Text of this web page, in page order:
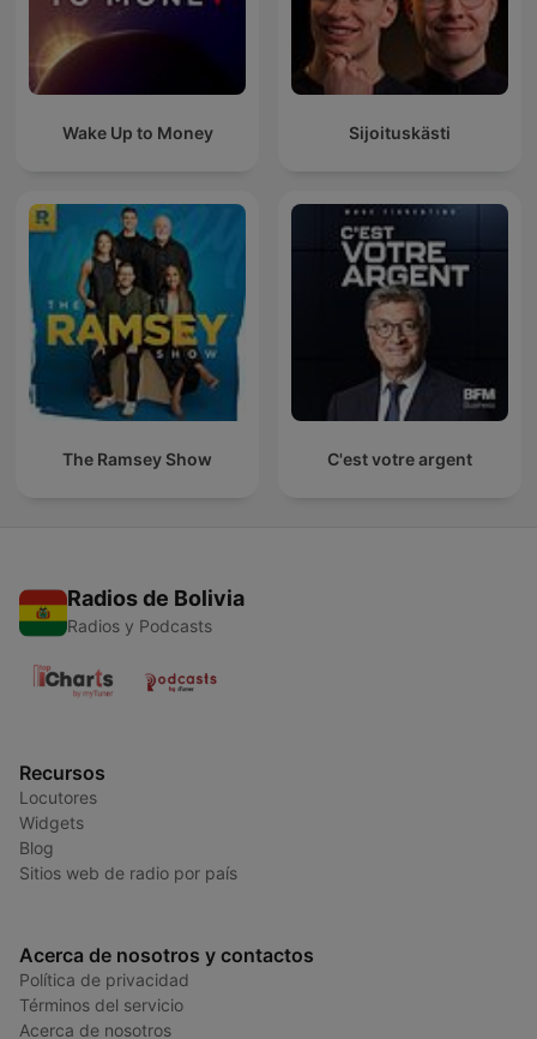
Wake Up to Money Sijoituskästi
The Ramsey Show C'est votre argent
Radios de Bolivia
Radios y Podcasts
Recursos
Locutores
Widgets
Blog
Sitios web de radio por país
Acerca de nosotros y contactos
Política de privacidad
Términos del servicio
Acerca de nosotros